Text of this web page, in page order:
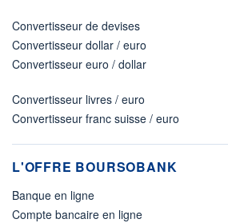
Convertisseur de devises
Convertisseur dollar / euro
Convertisseur euro / dollar
Convertisseur livres / euro
Convertisseur franc suisse / euro
L'OFFRE BOURSOBANK
Banque en ligne
Compte bancaire en ligne